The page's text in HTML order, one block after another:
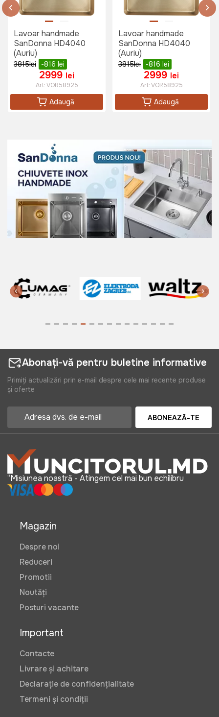
Lavoar handmade
SanDonna HD4040
(Auriu)
3815lei -816 lei
2999 lei
Art:VOR58925
Adaugă
Lavoar handmade
SanDonna HD4040
(Auriu)
3815lei -816 lei
2999 lei
Art:VOR58925
Adaugă
Abonați-vă pentru buletine informative
Primiți actualizări prin e-mail despre cele mai recente produse
și oferte
ABONEAZĂ-TE
“Misiunea noastră - Atingem cel mai bun echilibru
Magazin
Despre noi
Reduceri
Promotii
Noutăți
Posturi vacante
Important
Contacte
Livrare și achitare
Declarație de confidențialitate
Termeni și condiții